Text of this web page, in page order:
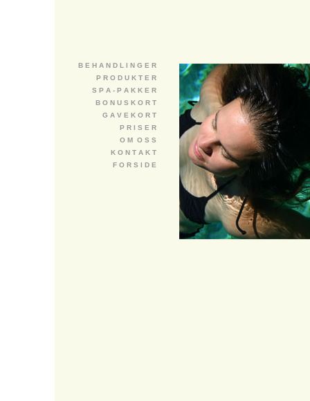
B E H A N D L I N G E R
P R O D U K T E R
S P A - P A K K E R
B O N U S K O R T
G A V E K O R T
P R I S E R
O M O S S
K O N T A K T
F O R S I D E